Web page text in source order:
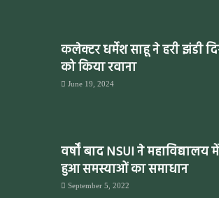
कलेक्टर धर्मेश साहू ने हरी झंडी
को किया रवाना
June 19, 2024
वर्षों बाद NSUI ने महाविद्यालय
हुआ समस्याओं का समाधान
September 5, 2022